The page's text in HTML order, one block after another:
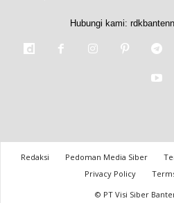
Hubungi kami:
Redaksi Pedoman Media Siber
Privacy Policy
© PT Visi Siber